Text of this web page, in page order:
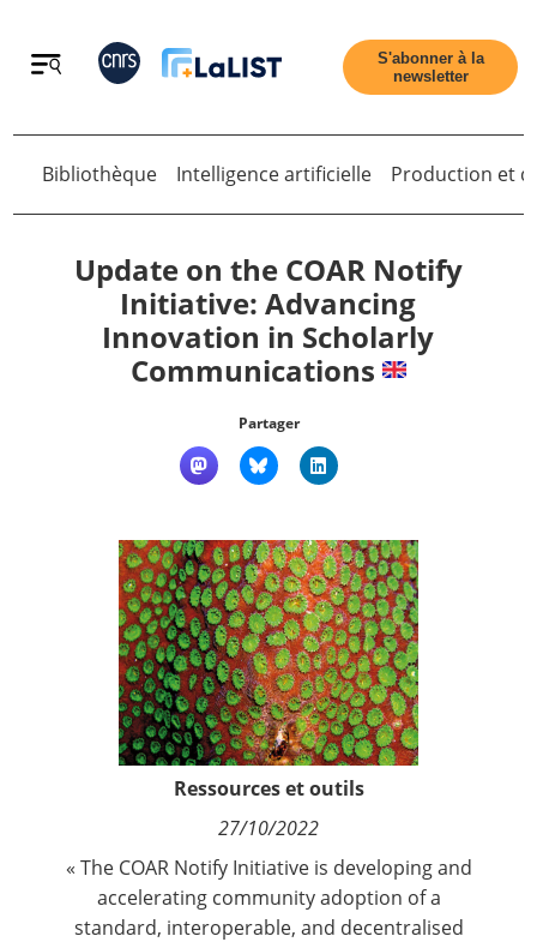
Retour
Qui sommes nous ?
Nous suivre
S'abonner à la
newsletter
Retour
Bibliothèque Intelligence artificielle Production et
Update on the COAR Notify
Initiative: Advancing
Innovation in Scholarly
Communications
Partager
Ressources et outils
27/10/2022
« The COAR Notify Initiative is developing and
accelerating community adoption of a
standard, interoperable, and decentralised